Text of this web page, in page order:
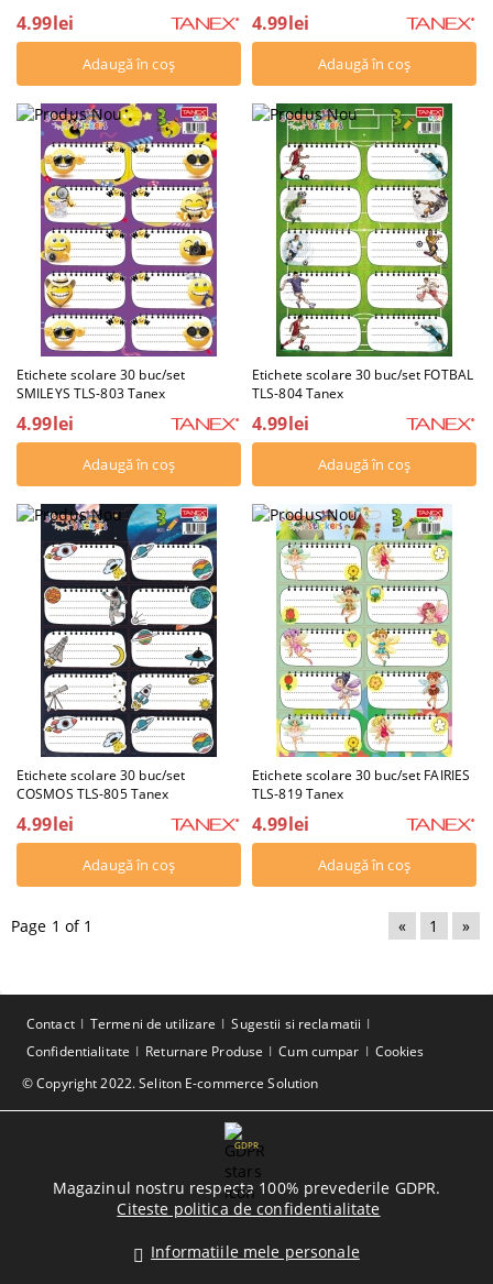
4.99lei 4.99lei
Etichete scolare 30 buc/set
SMILEYS TLS-803 Tanex
4.99lei
Etichete scolare 30 buc/set FOTBAL
TLS-804 Tanex
4.99lei
Etichete scolare 30 buc/set
COSMOS TLS-805 Tanex
4.99lei
Etichete scolare 30 buc/set FAIRIES
TLS-819 Tanex
4.99lei
Page 1 of 1 « 1 »
© Copyright 2022. Seliton E-commerce Solution
Contact Termeni de utilizare
Sugestii si reclamatii
Confidentialitate
Returnare Produse Cum cumpar Cookies
GDPR
Magazinul nostru respecta 100% prevederile GDPR.
Citeste politica de confidentialitate
Informatiile mele personale